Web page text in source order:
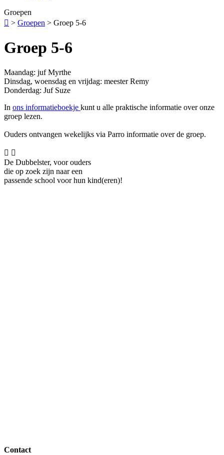
Groepen
 > Groepen > Groep 5-6
Groep 5-6
Maandag: juf Myrthe
Dinsdag, woensdag en vrijdag: meester Remy
Donderdag: Juf Suze
In ons informatieboekje kunt u alle praktische informatie over onze
groep lezen.
Ouders ontvangen wekelijks via Parro informatie over de groep.
 
De Dubbelster, voor ouders
die op zoek zijn naar een
passende school voor hun kind(eren)!
Contact